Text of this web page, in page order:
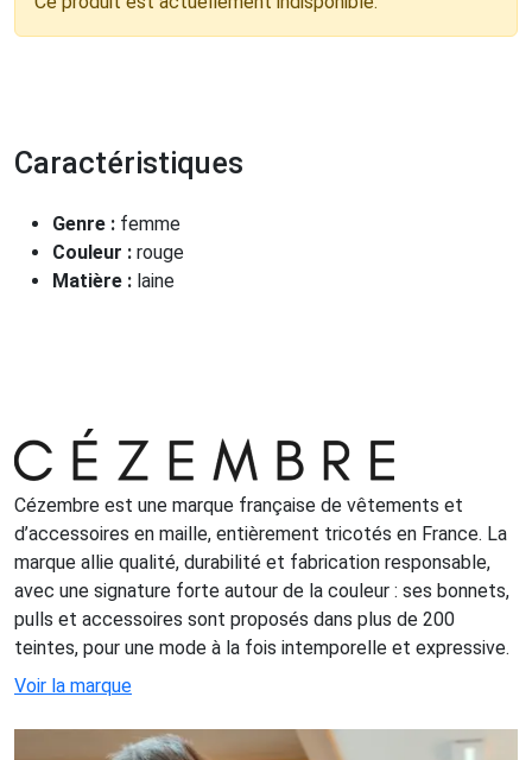
Caractéristiques
Genre : femme
Couleur : rouge
Matière : laine
Cézembre est une marque française de vêtements et
d’accessoires en maille, entièrement tricotés en France. La
marque allie qualité, durabilité et fabrication responsable,
avec une signature forte autour de la couleur : ses bonnets,
pulls et accessoires sont proposés dans plus de 200
teintes, pour une mode à la fois intemporelle et expressive.
Voir la marque